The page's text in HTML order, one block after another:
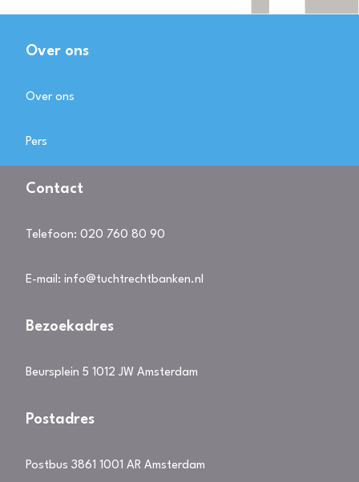
Over ons
Over ons
Pers
Contact
Telefoon: 020 760 80 90
E-mail: info@tuchtrechtbanken.nl
Bezoekadres
Beursplein 5 1012 JW Amsterdam
Postadres
Postbus 3861 1001 AR Amsterdam